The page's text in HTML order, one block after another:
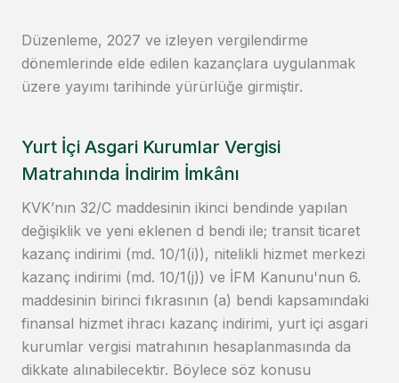
Düzenleme, 2027 ve izleyen vergilendirme
dönemlerinde elde edilen kazançlara uygulanmak
üzere yayımı tarihinde yürürlüğe girmiştir.
Yurt İçi Asgari Kurumlar Vergisi
Matrahında İndirim İmkânı
KVK’nın 32/C maddesinin ikinci bendinde yapılan
değişiklik ve yeni eklenen d bendi ile; transit ticaret
kazanç indirimi (md. 10/1(i)), nitelikli hizmet merkezi
kazanç indirimi (md. 10/1(j)) ve İFM Kanunu'nun 6.
maddesinin birinci fıkrasının (a) bendi kapsamındaki
finansal hizmet ihracı kazanç indirimi, yurt içi asgari
kurumlar vergisi matrahının hesaplanmasında da
dikkate alınabilecektir. Böylece söz konusu